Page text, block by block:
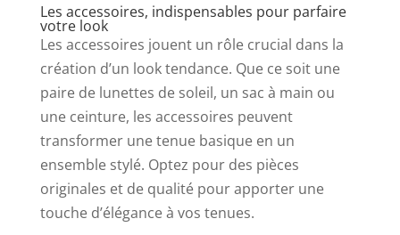
Les accessoires, indispensables pour parfaire
votre look
Les accessoires jouent un rôle crucial dans la
création d’un look tendance. Que ce soit une
paire de lunettes de soleil, un sac à main ou
une ceinture, les accessoires peuvent
transformer une tenue basique en un
ensemble stylé. Optez pour des pièces
originales et de qualité pour apporter une
touche d’élégance à vos tenues.